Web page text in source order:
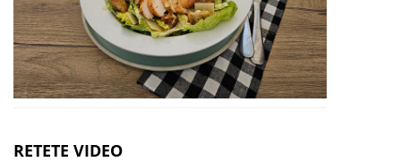
RETETE VIDEO